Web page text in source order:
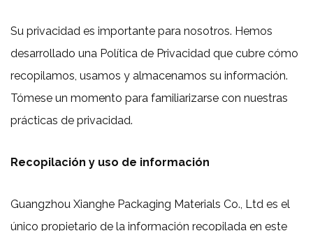
Su privacidad es importante para nosotros. Hemos
desarrollado una Política de Privacidad que cubre cómo
recopilamos, usamos y almacenamos su información.
Tómese un momento para familiarizarse con nuestras
prácticas de privacidad.
Recopilación y uso de información
Guangzhou Xianghe Packaging Materials Co., Ltd es el
único propietario de la información recopilada en este